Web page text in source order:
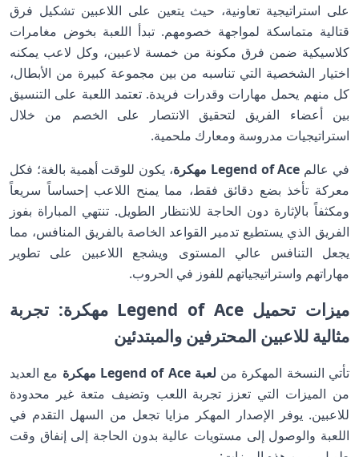
على استراتيجية تعاونية، حيث يتعين على اللاعبين تشكيل فرق
قتالية متماسكة لمواجهة خصومهم. تبدأ اللعبة بخوض مغامرات
كلاسيكية ضمن فرق مكونة من خمسة لاعبين، وكل لاعب يمكنه
اختيار الشخصية التي تناسبه من بين مجموعة كبيرة من الأبطال،
كل منهم يحمل مهارات وقدرات فريدة. تعتمد اللعبة على التنسيق
بين أعضاء الفريق لتحقيق الانتصار على الخصم من خلال
استراتيجيات مدروسة ومعارك ملحمية.
في عالم Legend of Ace مهكرة
، يكون للوقت أهمية بالغة؛ فكل
معركة تأخذ بضع دقائق فقط، مما يمنح اللاعب إحساساً سريعاً
ومكثفاً بالإثارة دون الحاجة للانتظار الطويل. تنتهي المباراة بفوز
الفريق الذي يستطيع تدمير القواعد الخاصة بالفريق المنافس، مما
يجعل التنافس عالي المستوى ويشجع اللاعبين على تطوير
مهاراتهم واستراتيجياتهم للفوز في الحروب.
ميزات تحميل Legend of Ace مهكرة: تجربة
مثالية للاعبين المحترفين والمبتدئين
تأتي النسخة المهكرة من لعبة Legend of Ace مهكرة
مع العديد
من الميزات التي تعزز تجربة اللعب وتضيف متعة غير محدودة
للاعبين. يوفر الإصدار المهكر مزايا تجعل من السهل التقدم في
اللعبة والوصول إلى مستويات عالية بدون الحاجة إلى إنفاق وقت